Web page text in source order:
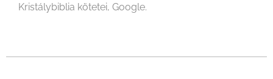
Kristálybiblia kötetei, Google.